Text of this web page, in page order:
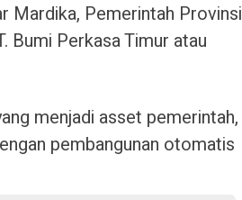
Mardika, Pemerintah Provinsi
Bumi Perkasa Timur atau
menjadi asset pemerintah,
pembangunan otomatis